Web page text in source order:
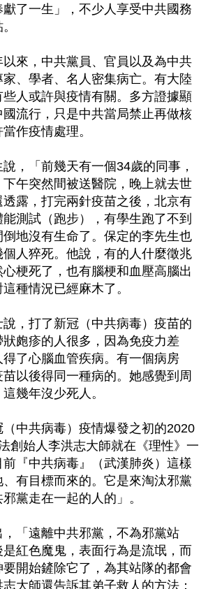
獻了一生」，不少人享受中共國務
以來，中共黨員、官員以及為中共
、學者、名人密集病亡。有大陸
些人或許與疫情有關。多方證據顯
流行，只是中共當局禁止再做核
作疫情處理。
，「前幾天有一個34歲的同事，
午突然間被送醫院，晚上就去世
露，打完兩針疫苗之後，北京有
測試（跑步），有學生跑了不到
地沒有生命了。保定的李先生也
人猝死。他說，有的人什麼徵兆
梗死了，也有腦梗和血壓高腦出
種情況已經麻木了。
，打了新冠（中共病毒）疫苗的
狀皰疹的人很多，因為免疫力差
了心腦血管疾病。有一個病房
以後得同一種病的。她感覺到周
幾年沒少死人。
中共病毒）疫情爆發之初的2020
創始人李洪志大師就在《理性》一
『中共病毒』（武漢肺炎）這樣
有目標而來的。它是來淘汰邪黨
黨走在一起的人的」。
「遠離中共邪黨，不為邪黨站
紅色魔鬼，表面行為是流氓，而
要開始鏟除它了，為其站隊的都會
大師還告訴其弟子救人的方法：